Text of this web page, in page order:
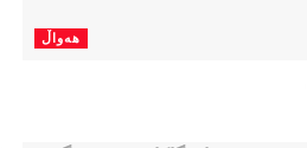
هەواڵ